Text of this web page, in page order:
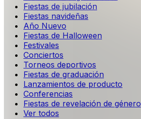
Fiestas de jubilación
Fiestas navideñas
Año Nuevo
Fiestas de Halloween
Festivales
Conciertos
Torneos deportivos
Fiestas de graduación
Lanzamientos de producto
Conferencias
Fiestas de revelación de género
Ver todos